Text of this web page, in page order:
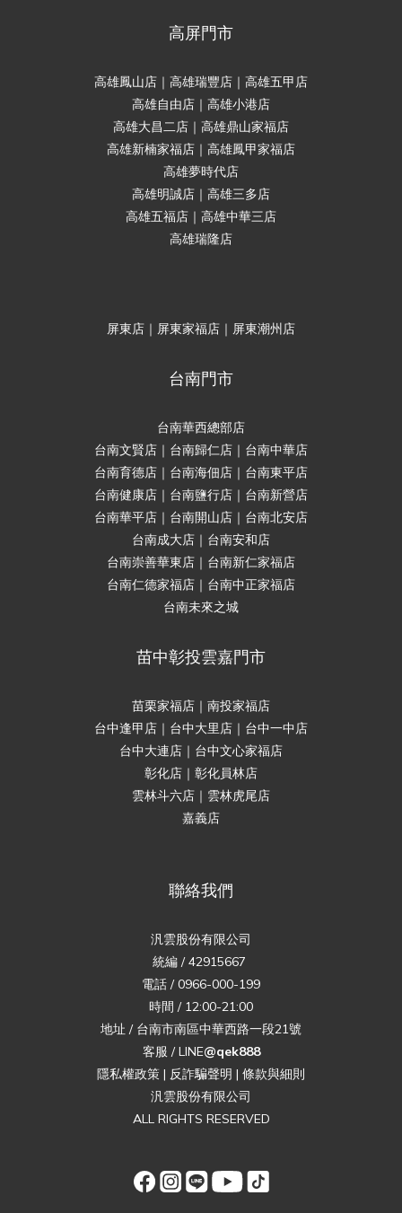
高屏門市
高雄鳳山店｜高雄瑞豐店｜高雄五甲店
高雄自由店｜高雄小港店
高雄大昌二店｜高雄鼎山家福店
高雄新楠家福店｜高雄鳳甲家福店
高雄夢時代店
高雄明誠店｜高雄三多店
高雄五福店｜高雄中華三店
高雄瑞隆店
屏東店｜屏東家福店｜屏東潮州店
台南門市
台南華西總部店
台南文賢店｜台南歸仁店｜台南中華店
台南育德店｜台南海佃店｜台南東平店
台南健康店｜台南鹽行店｜台南新營店
台南華平店｜台南開山店｜台南北安店
台南成大店｜台南安和店
台南崇善華東店｜台南新仁家福店
台南仁德家福店｜台南中正家福店
台南未來之城
苗中彰投雲嘉門市
苗栗家福店｜南投家福店
台中逢甲店｜台中大里店｜台中一中店
台中大連店｜台中文心家福店
彰化店｜彰化員林店
雲林斗六店｜雲林虎尾店
嘉義店
聯絡我們
汎雲股份有限公司
統編 / 42915667
電話 / 0966-000-199
時間 / 12:00-21:00
地址 / 台南市南區中華西路一段21號
客服 / LINE@qek888
隱私權政策 | 反詐騙聲明 | 條款與細則
汎雲股份有限公司
ALL RIGHTS RESERVED